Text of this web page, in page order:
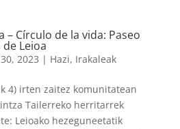
– Círculo de la vida: Paseo
Leioa
2023 | Hazi, Irakaleak
4) irten zaitez komunitatean
Tailerreko herritarrek
Leioako hezeguneetatik